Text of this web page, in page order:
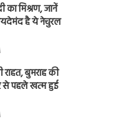
का मिश्रण, जानें
है ये नेचुरल
राहत, बुमराह की
से पहले खत्म हुई